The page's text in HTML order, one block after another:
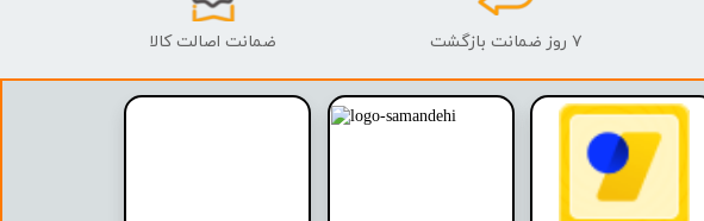
۷ روز ضمانت بازگشت ضمانت اصالت کالا